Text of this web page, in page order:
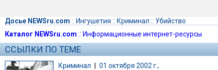
Досье NEWSru.com :: Ингушетия :: Криминал :: Убийство
Каталог NEWSru.com :: Информационные интернет-ресурсы
ССЫЛКИ ПО ТЕМЕ
Криминал | 01 октября 2002 г.,